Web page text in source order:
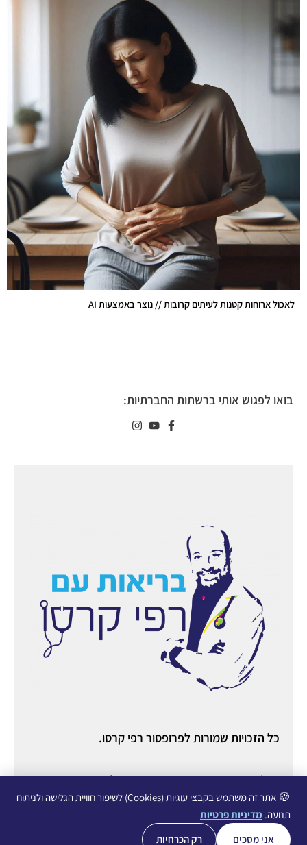
לאכול ארוחות קטנות לעיתים קרובות // נוצר באמצעות AI
כל הזכויות שמורות לפרופסור רפי קרסו.
ניהול ואחסון אתר:יניב מורוזובסקי○ ניהול תוכן ורשתות
חברתיות:עופרי גליכמן ○הצהרת נגישות○מדיניות פרטיות
בואו לפגוש אותי ברשתות החברתיות:
🍪
אתר זה משתמש בקבצי עוגיות (Cookies) לשיפור חוויית הגלישה ולניתוח
תנועה. מדיניות פרטיות
אני מסכים
רק הכרחיות